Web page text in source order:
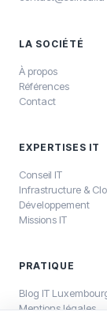
LA SOCIÉTÉ
À propos
Références
Contact
EXPERTISES IT
Conseil IT
Infrastructure &
Développement
Missions IT
PRATIQUE
Blog IT
Mentions légales